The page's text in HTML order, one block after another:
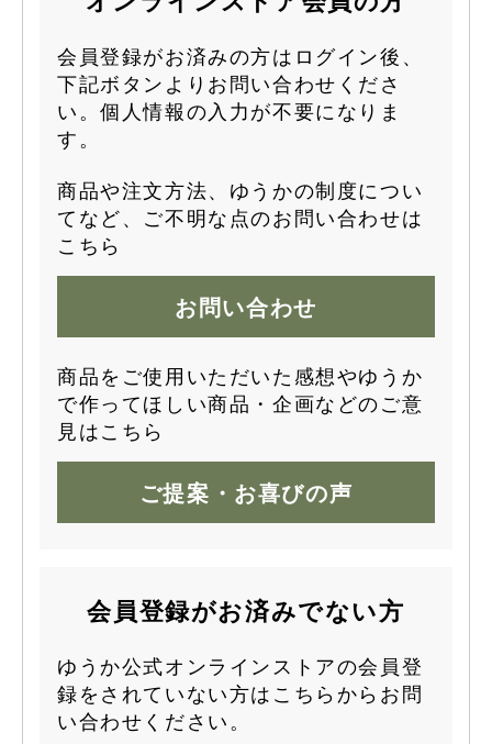
会員登録がお済みの方はログイン後、
下記ボタンよりお問い合わせくださ
い。個人情報の入力が不要になりま
す。
商品や注文方法、ゆうかの制度につい
てなど、ご不明な点のお問い合わせは
こちら
お問い合わせ
商品をご使用いただいた感想やゆうか
で作ってほしい商品・企画などのご意
見はこちら
ご提案・お喜びの声
会員登録がお済みでない方
ゆうか公式オンラインストアの会員登
録をされていない方はこちらからお問
い合わせください。